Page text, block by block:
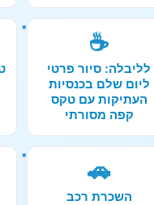
☕
לליבלה: סיור פרטי
ליום שלם בכנסיות
העתיקות עם טקס
קפה מסורתי
🚗
השכרת רכב